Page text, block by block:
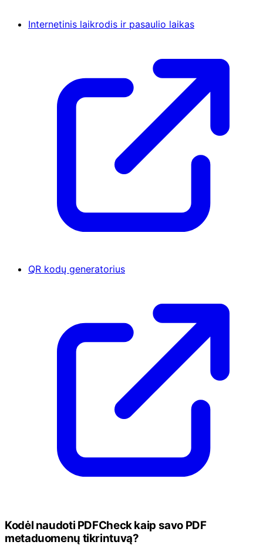
Internetinis laikrodis ir pasaulio laikas
QR kodų generatorius
Kodėl naudoti PDFCheck kaip savo PDF
metaduomenų tikrintuvą?